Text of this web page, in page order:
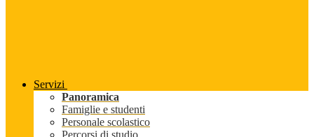
Servizi
Panoramica
Famiglie e studenti
Personale scolastico